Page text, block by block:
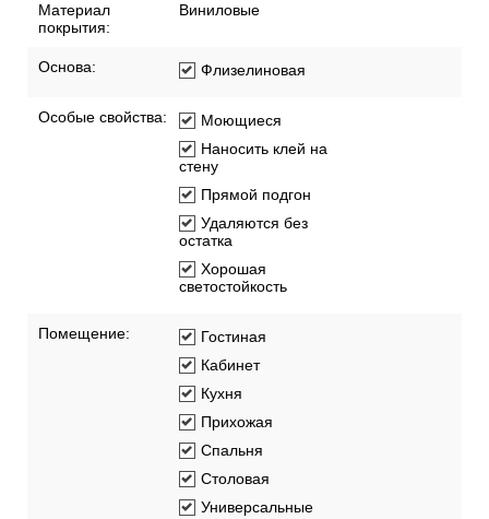
Материал
покрытия:
Виниловые
Основа: Флизелиновая
Особые свойства:
Моющиеся
Наносить клей на
стену
Прямой подгон
Удаляются без
остатка
Хорошая
светостойкость
Помещение:
Гостиная
Кабинет
Кухня
Прихожая
Спальня
Столовая
Универсальные